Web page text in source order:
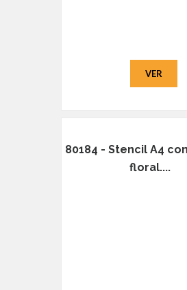
VER
80184 - Stencil A4
floral....